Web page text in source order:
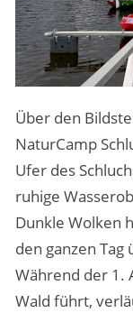
Über den
NaturCamp
Ufer des
ruhige
Dunkle Wolken
den ganzen
Während der 1.
Wald führt,